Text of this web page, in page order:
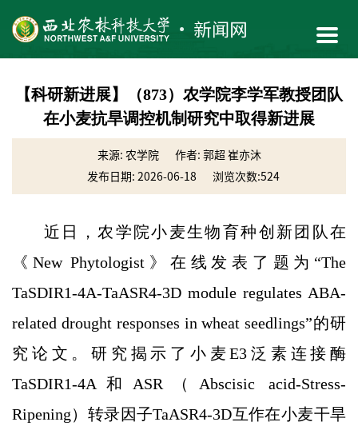
【科研新进展】（873）农学院李学军教授团队
在小麦抗旱调控机制研究中取得新进展
来源: 农学院
作者: 郭超 崔亦沐
发布日期: 2026-06-18
浏览次数:524
近日，农学院小麦生物育种创新团队在
《New Phytologist》在线发表了题为“The
TaSDIR1-4A-TaASR4-3D module regulates ABA-
related drought responses in wheat seedlings”的研
究论文。研究揭示了小麦E3泛素连接酶
TaSDIR1-4A和ASR（Abscisic acid-Stress-
Ripening）转录因子TaASR4-3D互作在小麦干旱